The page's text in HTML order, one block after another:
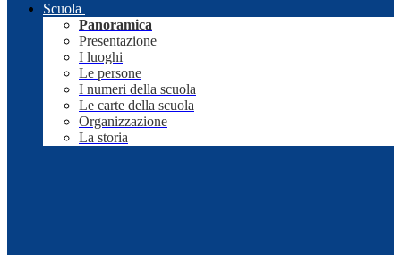
Scuola
Panoramica
Presentazione
I luoghi
Le persone
I numeri della scuola
Le carte della scuola
Organizzazione
La storia